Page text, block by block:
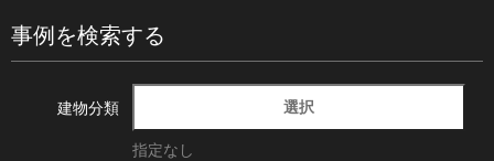
事例を検索する
建物分類 選択
指定なし